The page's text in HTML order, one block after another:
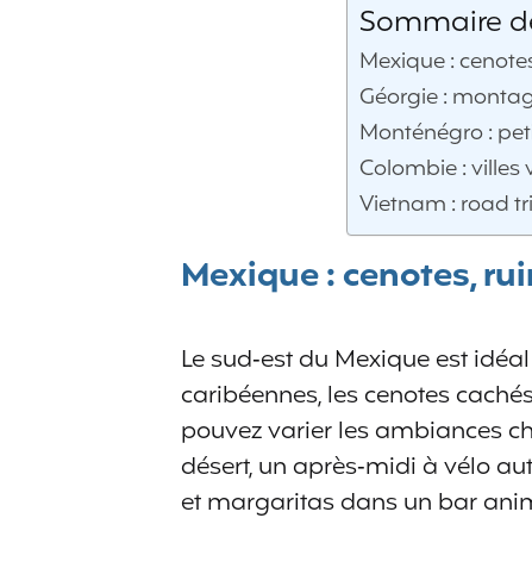
Sommaire
Mexique :
Géorgie :
Monténégro :
Colombie :
Vietnam : road
Mexique : cenotes,
Le sud‑est du Mexique est
caribéennes, les cenotes
pouvez varier les ambiances
désert, un après‑midi à vélo
et margaritas dans un bar